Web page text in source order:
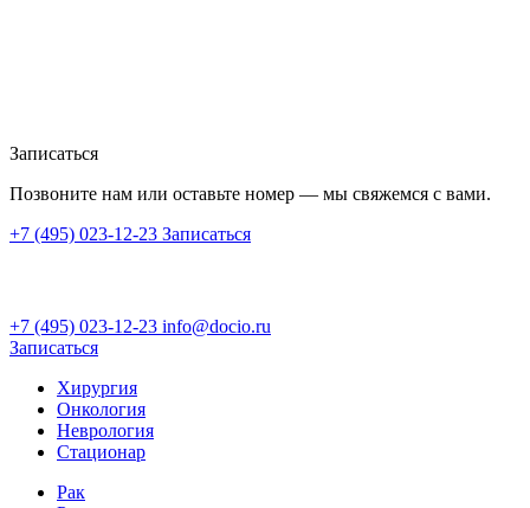
Записаться
Позвоните нам или оставьте номер — мы свяжемся с вами.
+7 (495) 023-12-23 Записаться
+7 (495) 023-12-23 info@docio.ru
Записаться
Хирургия
Онкология
Неврология
Стационар
Рак